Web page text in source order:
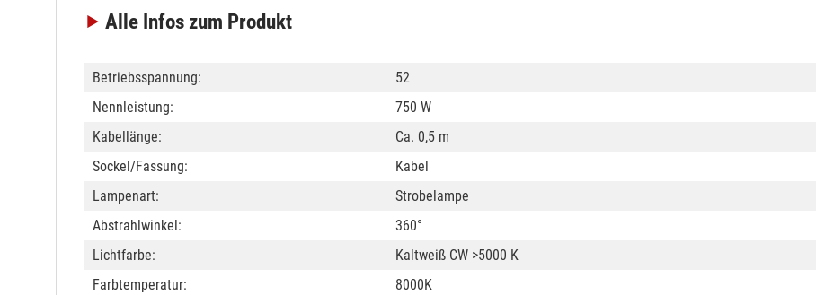
Alle Infos zum Produkt
Betriebsspannung:
52
Nennleistung:
750 W
Kabellänge:
Ca. 0,5 m
Sockel/Fassung:
Kabel
Lampenart:
Strobelampe
Abstrahlwinkel:
360°
Lichtfarbe:
Kaltweiß CW >5000 K
Farbtemperatur:
8000K